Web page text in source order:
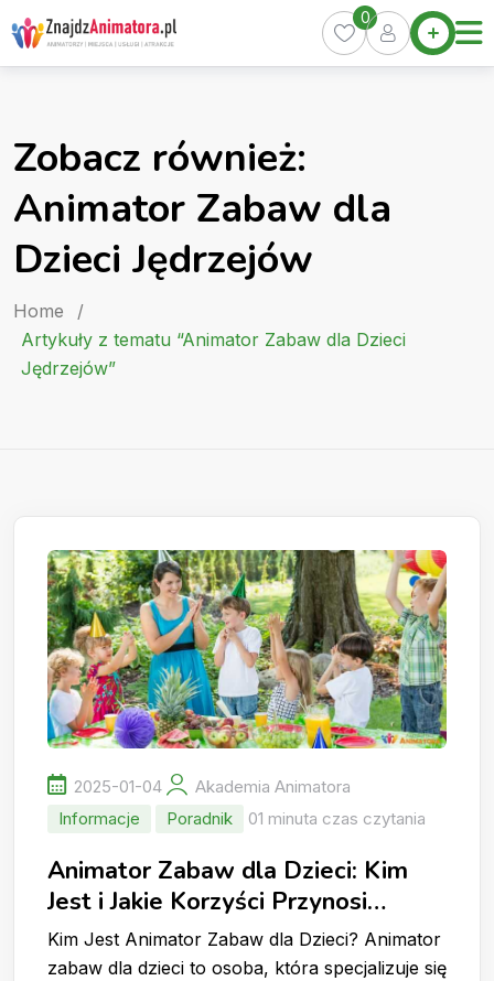
Skip
to
content
Home
Oferty
Kurs
Artykuły
0
Zobacz również:
Animator Zabaw dla
Dzieci Jędrzejów
Home
/
Artykuły z tematu “Animator Zabaw dla Dzieci
Jędrzejów”
2025-01-04
Akademia Animatora
Informacje
Poradnik 01 minuta czas czytania
Animator Zabaw dla Dzieci: Kim
Jest i Jakie Korzyści Przynosi
zaproszenie Animatora dla Dzieci
na Imprezę?
Kim Jest Animator Zabaw dla Dzieci? Animator
zabaw dla dzieci to osoba, która specjalizuje się